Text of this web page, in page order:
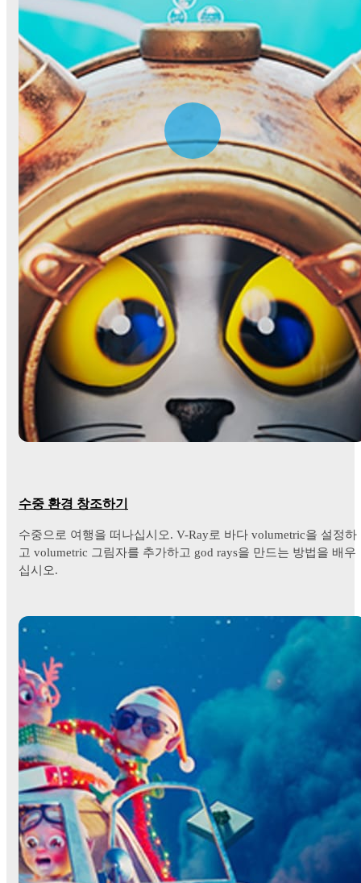
수중 환경 창조하기
수중으로 여행을 떠나십시오. V-Ray로 바다 volumetric을 설정하
고 volumetric 그림자를 추가하고 god rays을 만드는 방법을 배우
십시오.